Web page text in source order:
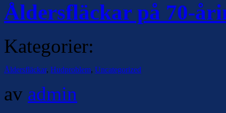
Åldersfläckar på 70-
Kategorier:
Åldersfläckar, Hudproblem, Uncategorized
av admin